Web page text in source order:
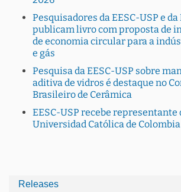
Pesquisadores da EESC-USP e
publicam livro com proposta de
de economia circular para a
e gás
Pesquisa da EESC-USP sobre
aditiva de vidros é destaque no
Brasileiro de Cerâmica
EESC-USP recebe representante
Universidad Católica de Colombia
Releases